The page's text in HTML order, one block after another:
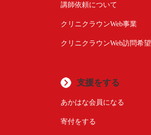
講師依頼について
クリニクラウンWeb事業
クリニクラウンWeb訪問希望
支援をする
あかはな会員になる
寄付をする